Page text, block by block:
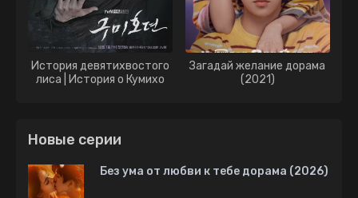
История девятихвостого
лиса | История о Кумихо
Загадай желание дорама
(2021)
Новые серии
Без ума от любви к тебе дорама (2026)